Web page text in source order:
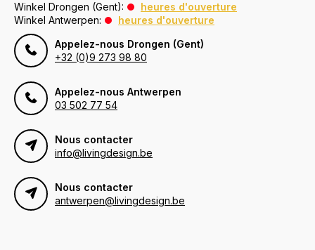
Winkel Drongen (Gent):
heures d'ouverture
Winkel Antwerpen:
heures d'ouverture
Appelez-nous Drongen (Gent)
+32 (0)9 273 98 80
Appelez-nous Antwerpen
03 502 77 54
Nous contacter
info@livingdesign.be
Nous contacter
antwerpen@livingdesign.be